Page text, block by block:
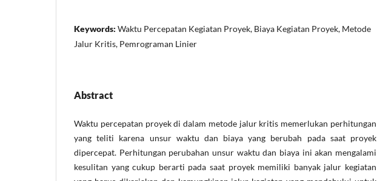
Keywords: Waktu Percepatan Kegiatan Proyek, Biaya Kegiatan Proyek, Metode
Jalur Kritis, Pemrograman Linier
Abstract
Waktu percepatan proyek di dalam metode jalur kritis memerlukan perhitungan
yang teliti karena unsur waktu dan biaya yang berubah pada saat proyek
dipercepat. Perhitungan perubahan unsur waktu dan biaya ini akan mengalami
kesulitan yang cukup berarti pada saat proyek memiliki banyak jalur kegiatan